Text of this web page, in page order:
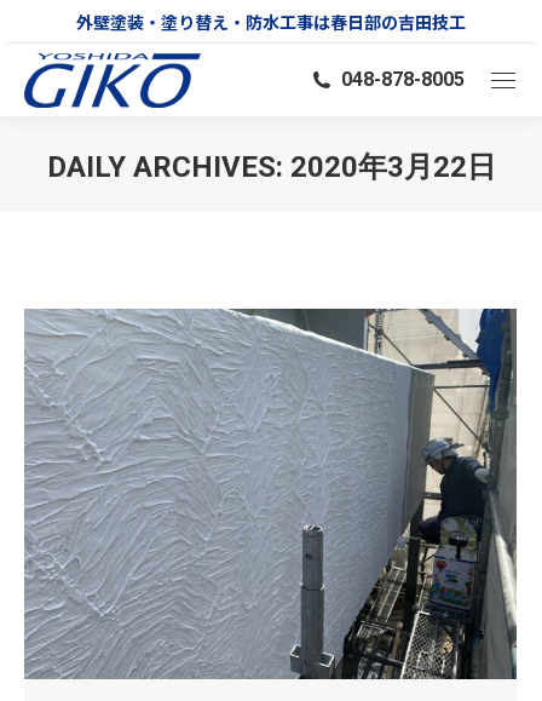
外壁塗装・塗り替え・防水工事は春日部の吉田技工
048-878-8005
DAILY ARCHIVES: 2020年3月22日